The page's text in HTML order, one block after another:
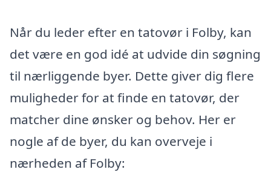
Når du leder efter en tatovør i Folby, kan
det være en god idé at udvide din søgning
til nærliggende byer. Dette giver dig flere
muligheder for at finde en tatovør, der
matcher dine ønsker og behov. Her er
nogle af de byer, du kan overveje i
nærheden af Folby: